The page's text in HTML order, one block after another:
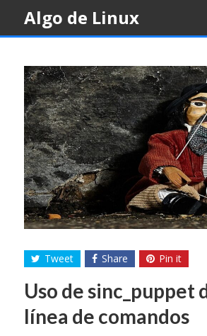
content
Algo de Linux
Tweet Share Pin it
Uso de sinc_puppet
línea de comandos